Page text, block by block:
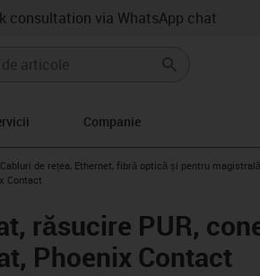
consultation via WhatsApp chat
Companie
icon-arrow-right
Cabluri de rețea, Ethernet, fibră optică și pentru
Contact
răsucire PUR,
Phoenix Contact